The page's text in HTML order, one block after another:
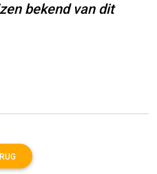
bekend van dit